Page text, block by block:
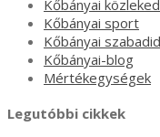
Kőbányai
Kőbányai sport
Kőbányai
Kőbányai-blog
Mértékegységek
Legutóbbi cikkek